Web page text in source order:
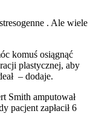
. Ale wiele
komuś osiągnąć
plastycznej, aby
– dodaje.
Smith amputował
pacjent zapłacił 6